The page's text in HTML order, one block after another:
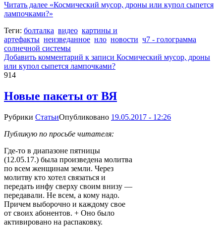
Читать далее «Космический мусор, дроны или купол сыпется
лампочками?»
Теги: болталка видео картины и
артефакты неизведанное нло новости ч7 - голограмма
солнечной системы
Добавить комментарий к записи Космический мусор, дроны
или купол сыпется лампочками?
914
Новые пакеты от ВЯ
Рубрики СтатьиОпубликовано 19.05.2017 - 12:26
Публикую по просьбе читателя:
Где-то в диапазоне пятницы
(12.05.17.) была произведена молитва
по всем женщинам земли. Через
молитву кто хотел связаться и
передать инфу сверху своим внизу —
передавали. Не всем, а кому надо.
Причем выборочно и каждому свое
от своих абонентов. + Оно было
активировано на распаковку.